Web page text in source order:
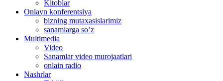
Kitoblar
Onlayn konferentsiya
bizning mutaxasislarimiz
sanamlarga so’z
Multimedia
Video
Sanamlar video murojaatlari
onlain radio
Nashrlar